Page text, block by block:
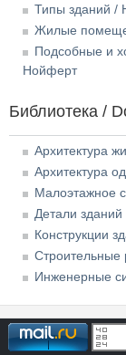
Типы зданий /
Жилые
Подсобные и
Нойферт
Библиотека /
Архитектура
Архитектура
Малоэтажное
Детали
Конструкции
Строительные
Инженерные